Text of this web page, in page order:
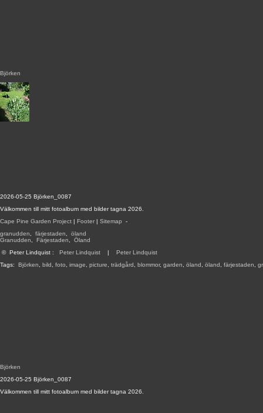
2026-05-25 Björken_0087
Välkommen till mitt fotoalbum med bilder tagna 2026.
Cape Pine Garden Project | Footer | Sitemap -
granudden
färjestaden
öland
Granudden
Färjestaden
Öland
© Peter Lindquist : Peter Lindquist | Peter Lindquist
Tags: Björken bild foto image picture trädgård blommor, garden öland öland färjestaden
Björken
Björken
2026-05-25 Björken_0087
Välkommen till mitt fotoalbum med bilder tagna 2026.